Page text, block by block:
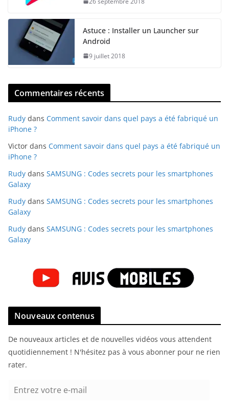
Astuce : Installer un Launcher sur
Android
9 juillet 2018
Commentaires récents
Rudy dans Comment savoir dans quel pays a été fabriqué un
iPhone ?
Victor dans Comment savoir dans quel pays a été fabriqué un
iPhone ?
Rudy dans SAMSUNG : Codes secrets pour les smartphones
Galaxy
Rudy dans SAMSUNG : Codes secrets pour les smartphones
Galaxy
Rudy dans SAMSUNG : Codes secrets pour les smartphones
Galaxy
Nouveaux contenus
De nouveaux articles et de nouvelles vidéos vous attendent
quotidiennement ! N'hésitez pas à vous abonner pour ne rien
rater.